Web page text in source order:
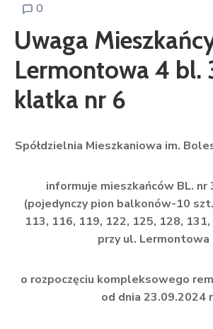
0
Uwaga
Lermontowa 4 bl.
klatka nr 6
Spółdzielnia Mieszkaniowa im.
informuje mieszkańców BL. nr
(pojedynczy pion balkonów-10
113, 116, 119, 122, 125, 128,
przy ul. Lermontowa
o rozpoczęciu kompleksowego
od dnia 23.09.2024